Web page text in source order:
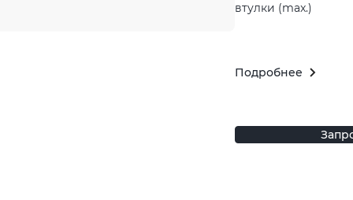
втулки (max.)
Подробнее